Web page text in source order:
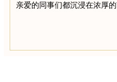
亲爱的同事们都沉浸在浓厚